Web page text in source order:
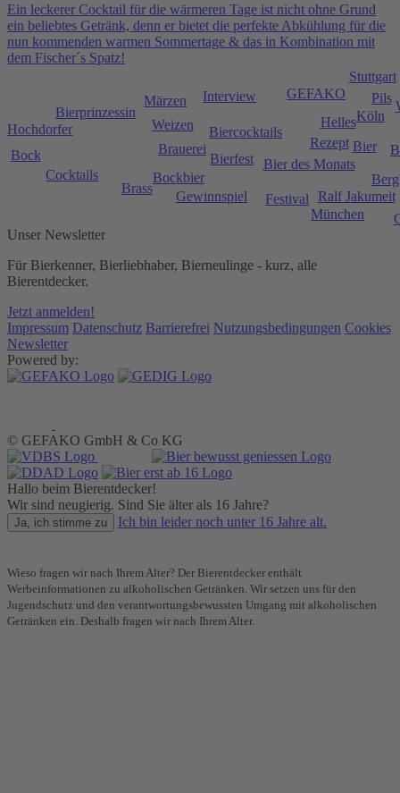
Ein leckerer Cocktail für die wärmeren Tage ist nicht ohne Grund
ein beliebtes Getränk, denn er bietet die perfekte Abkühlung für die
nun kommenden warmen Sommertage & das in Kombination mit
dem Fischer´s Spatz!
Bier
Rezept
Bier des Monats
Biercocktails
Helles
Bierfest
Brauerei
Ralf Jakumeit
Weizen
Bockbier
Festival
GEFAKO
Interview
Gewinnspiel
Bierprinzessin
Stuttgart
Märzen
Cocktails
Pils
Hochdorfer
München
Brass
Bock
Köln
Unser Newsletter
Für Bierkenner, Bierliebhaber, Bierneulinge - kurz, alle
Bierentdecker.
Jetzt anmelden!
Impressum Datenschutz Barrierefrei Nutzungsbedingungen Cookies
Newsletter
Powered by:
© GEFAKO GmbH & Co KG
Hallo beim Bierentdecker!
Wir sind neugierig. Sind Sie älter als 16 Jahre?
Ja, ich stimme zu Ich bin leider noch unter 16 Jahre alt.
Wieso fragen wir nach Ihrem Alter? Der Bierentdecker enthält
Werbeinformationen zu alkoholischen Getränken. Wir setzen uns für den
Jugendschutz und den verantwortungsbewussten Umgang mit alkoholischen
Getränken ein. Deshalb fragen wir nach Ihrem Alter.